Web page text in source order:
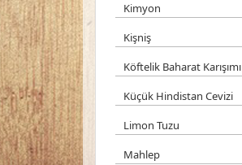
Kimyon
Kişniş
Köftelik Baharat Karışımı
Küçük Hindistan Cevizi
Limon Tuzu
Mahlep